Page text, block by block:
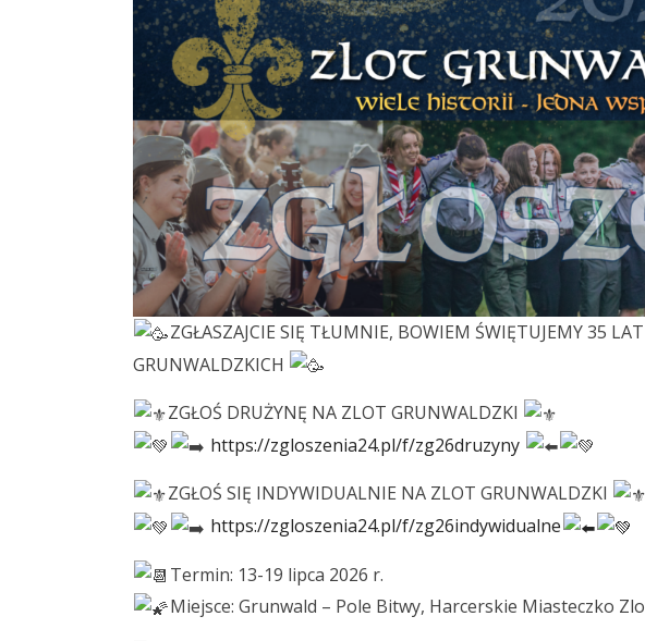
ZGŁASZAJCIE SIĘ TŁUMNIE, BOWIEM ŚWIĘTUJEMY 35
GRUNWALDZKICH
ZGŁOŚ DRUŻYNĘ NA ZLOT GRUNWALDZKI
https://zgloszenia24.pl/f/zg26druzyny
ZGŁOŚ SIĘ INDYWIDUALNIE NA ZLOT GRUNWALDZKI
https://zgloszenia24.pl/f/zg26indywidualne
Termin: 13-19 lipca 2026 r.
Miejsce: Grunwald – Pole Bitwy, Harcerskie Miasteczko